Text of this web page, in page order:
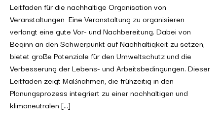
Leitfaden für die nachhaltige Organisation von
Veranstaltungen Eine Veranstaltung zu organisieren
verlangt eine gute Vor- und Nachbereitung. Dabei von
Beginn an den Schwerpunkt auf Nachhaltigkeit zu setzen,
bietet große Potenziale für den Umweltschutz und die
Verbesserung der Lebens- und Arbeitsbedingungen. Dieser
Leitfaden zeigt Maßnahmen, die frühzeitig in den
Planungsprozess integriert zu einer nachhaltigen und
klimaneutralen […]